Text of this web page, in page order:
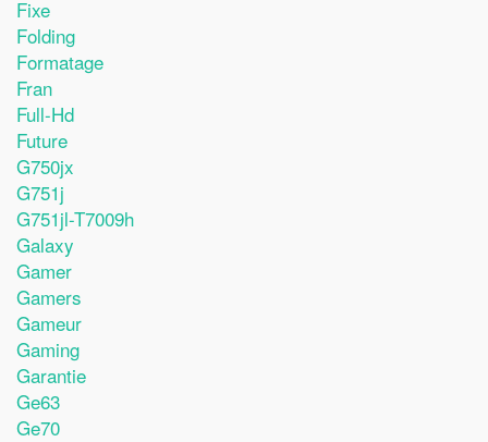
Fixe
Folding
Formatage
Fran
Full-Hd
Future
G750jx
G751j
G751jl-T7009h
Galaxy
Gamer
Gamers
Gameur
Gaming
Garantie
Ge63
Ge70